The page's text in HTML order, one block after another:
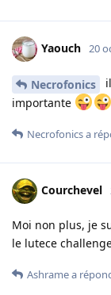
Yaouch 20
Necrofonics
importante
Necrofonicsa
Courchevel
Moi non plus, je
le lutece
Ashramea